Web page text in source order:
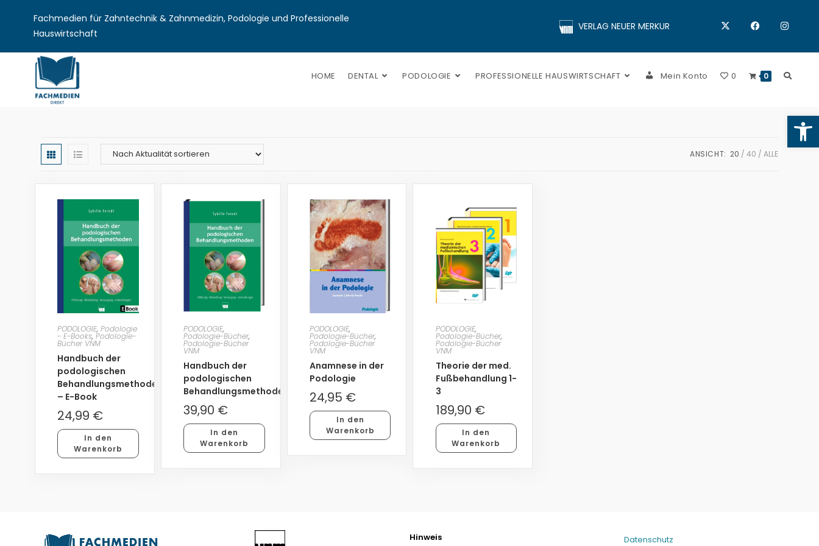
Fachmedien für Zahntechnik & Zahnmedizin, Podologie und Professionelle
Hauswirtschaft
VERLAG NEUER MERKUR
HOME DENTAL PODOLOGIE PROFESSIONELLE HAUSWIRTSCHAFT Mein Konto 0 0
ANSICHT: 20 40 ALLE
PODOLOGIE,Podologie
- E-Books,Podologie-
Bücher VNM
Handbuch der
podologischen
Behandlungsmethoden
– E-Book
24,99 €
In den
Warenkorb
PODOLOGIE,
Podologie-Bücher,
Podologie-Bücher
VNM
Handbuch der
podologischen
Behandlungsmethoden
39,90 €
In den
Warenkorb
PODOLOGIE,
Podologie-Bücher,
Podologie-Bücher
VNM
Anamnese in der
Podologie
24,95 €
In den
Warenkorb
PODOLOGIE,
Podologie-Bücher,
Podologie-Bücher
VNM
Theorie der med.
Fußbehandlung 1-
3
189,90 €
In den
Warenkorb
Hinweis Datenschutz